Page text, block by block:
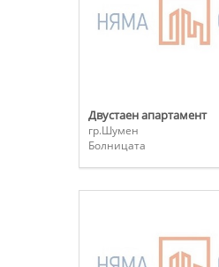
Двустаен апартамент
гр.Шумен
Болницата